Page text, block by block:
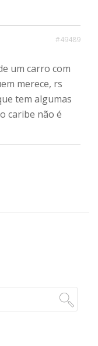
#49489
um carro com
merece, rs
tem algumas
caribe não é